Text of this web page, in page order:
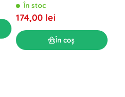
În stoc
174,00 lei
În coș